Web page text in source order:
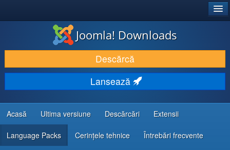
DESCARCĂ & ȘI EXTINDE
DESCOPERĂ & ÎNVAȚĂ
COMUNITATE & SUPORT
RESURSE DEZVOLTATORI
Joomla! Downloads
Descărcă
Lansează
Acasă Ultima versiune Descărcări Extensii
Language Packs Cerințele tehnice Întrebări frecvente